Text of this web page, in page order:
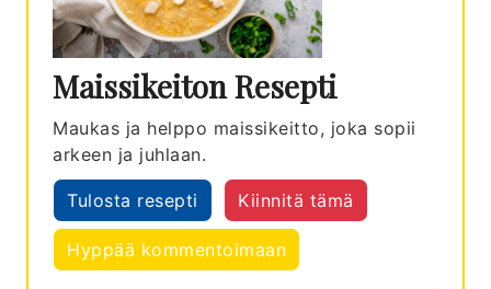
Maissikeiton Resepti
Maukas ja helppo maissikeitto, joka sopii
arkeen ja juhlaan.
Tulosta resepti Kiinnitä tämä
Hyppää kommentoimaan